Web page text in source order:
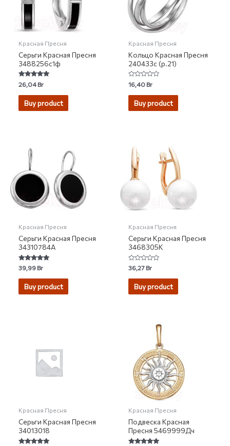
Красная Пресня
Серьги Красная Пресня
3488256с1ф
Rated
5.00
out of 5
26,04Br
Buy product
Красная Пресня
Кольцо Красная Пресня
240433с (р.21)
Rated
0
out
16,40Br
Buy product
Красная Пресня
Серьги Красная Пресня
34310784А
Rated
5.00
out of 5
39,99Br
Buy product
Красная Пресня
Серьги Красная Пресня
3468305К
Rated
0
out
36,27Br
Buy product
Красная Пресня
Серьги Красная Пресня
34013018
Красная Пресня
Подвеска Красная
Пресня 5469999Дч